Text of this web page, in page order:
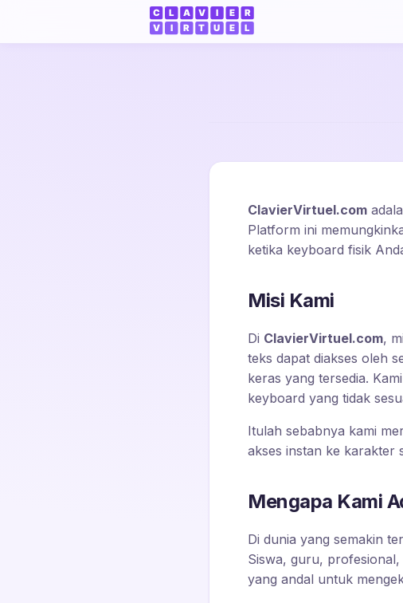
ClavierVirtuel.com
Platform ini
ketika keyboard fisik
Misi Kami
Di ClavierVirtuel.com,
teks dapat diakses oleh
keras yang tersedia.
keyboard yang tidak
Itulah sebabnya kami
akses instan ke karakter
Mengapa Kami
Di dunia yang semakin
Siswa, guru,
yang andal untuk